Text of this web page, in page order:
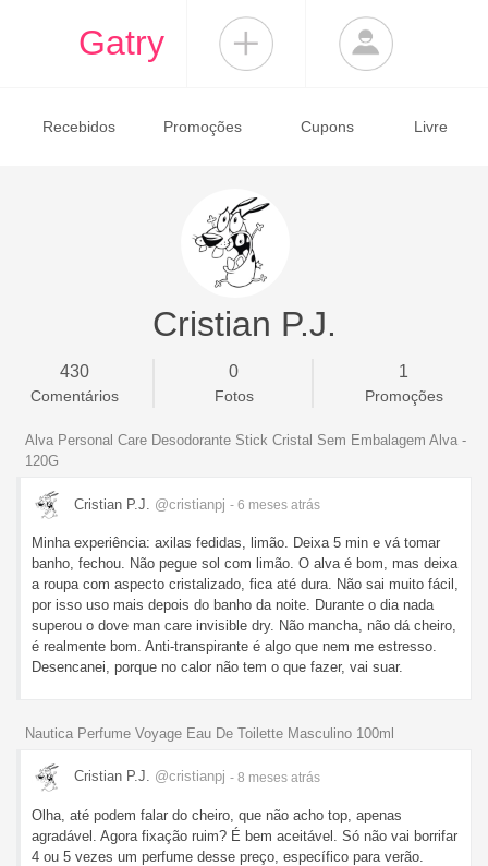
Gatry
Recebidos Promoções Cupons Livre
Cristian P.J.
430
Comentários
0
Fotos
1
Promoções
Alva Personal Care Desodorante Stick Cristal Sem Embalagem Alva -
120G
Cristian P.J. @cristianpj - 6 meses atrás
Minha experiência: axilas fedidas, limão. Deixa 5 min e vá tomar
banho, fechou. Não pegue sol com limão. O alva é bom, mas deixa
a roupa com aspecto cristalizado, fica até dura. Não sai muito fácil,
por isso uso mais depois do banho da noite. Durante o dia nada
superou o dove man care invisible dry. Não mancha, não dá cheiro,
é realmente bom. Anti-transpirante é algo que nem me estresso.
Desencanei, porque no calor não tem o que fazer, vai suar.
Nautica Perfume Voyage Eau De Toilette Masculino 100ml
Cristian P.J. @cristianpj - 8 meses atrás
Olha, até podem falar do cheiro, que não acho top, apenas
agradável. Agora fixação ruim? É bem aceitável. Só não vai borrifar
4 ou 5 vezes um perfume desse preço, específico para verão.